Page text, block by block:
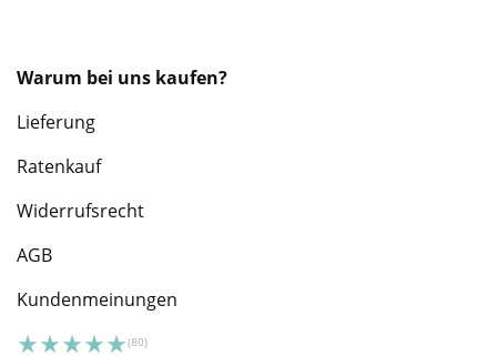
Warum bei uns kaufen?
Lieferung
Ratenkauf
Widerrufsrecht
AGB
Kundenmeinungen